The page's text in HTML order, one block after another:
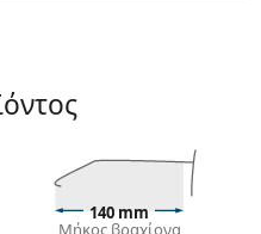
αυτά τα γυαλιά
Εικονικού καθρέφτη
ταιριάζει απόλυτα με
και ανοιχτά καφέ,
ιδανική επιλογή για
140 mm
Μήκος βραχίονα